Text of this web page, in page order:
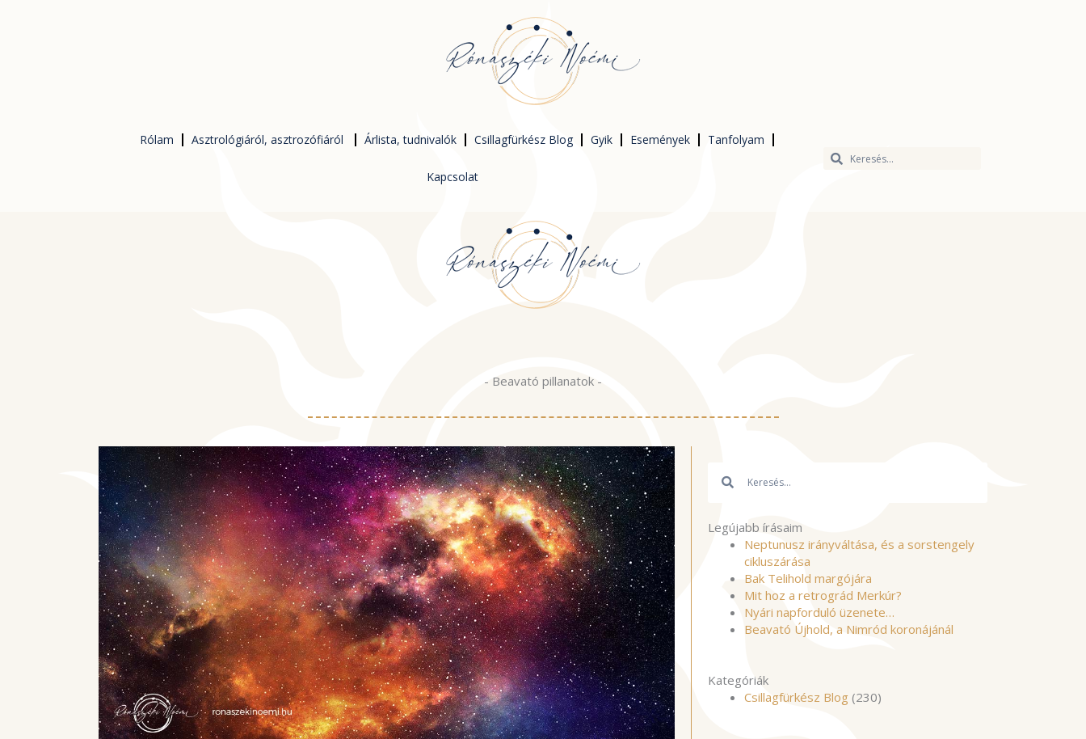
Rólam Asztrológiáról, asztrozófiáról Árlista, tudnivalók Csillagfürkész Blog Gyik Események Tanfolyam
Kapcsolat
Keresés
Keresés
- Beavató pillanatok -
Legújabb írásaim
Neptunusz irányváltása, és a sorstengely
cikluszárása
Bak Telihold margójára
Mit hoz a retrográd Merkúr?
Nyári napforduló üzenete…
Beavató Újhold, a Nimród koronájánál
Kategóriák
Csillagfürkész Blog (230)